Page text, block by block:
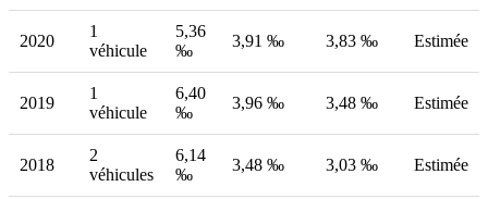
2020
1
véhicule
5,36
‰
3,91 ‰ 3,83 ‰ Estimée
2019
1
véhicule
6,40
‰
3,96 ‰ 3,48 ‰ Estimée
2018
2
véhicules
6,14
‰
3,48 ‰ 3,03 ‰ Estimée